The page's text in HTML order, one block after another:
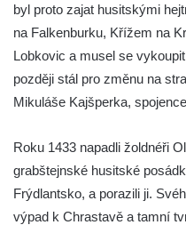
byl proto zajat husitskými
na Falkenburku, Křížem na
Lobkovic a musel se
později stál pro změnu na
Mikuláše Kajšperka,
Roku 1433 napadli žoldnéři
grabštejnské husitské
Frýdlantsko, a porazili ji.
výpad k Chrastavě a tamní